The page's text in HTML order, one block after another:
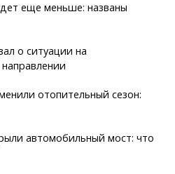
еще меньше: названы
о ситуации на
отопительный сезон:
автомобильный мост: что